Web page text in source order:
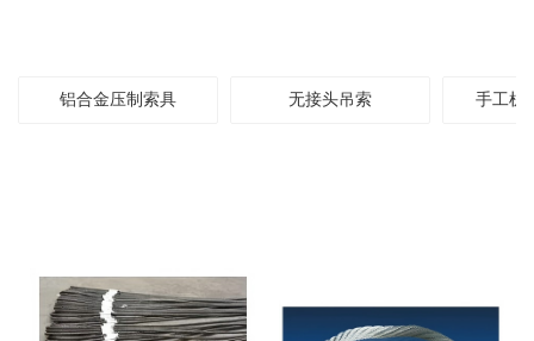
铝合金压制索具 无接头吊索 手工机